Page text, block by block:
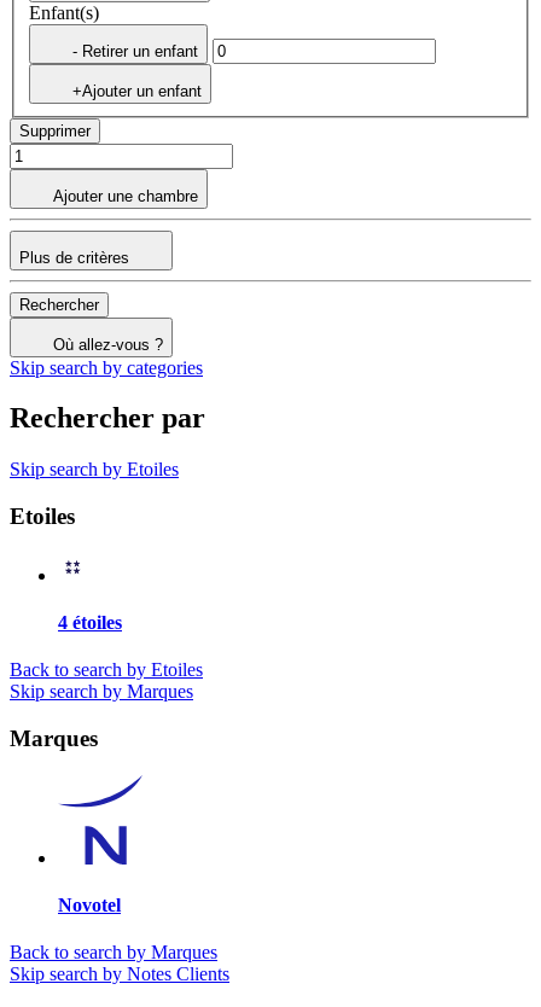
Enfant(s)
- Retirer un enfant
+Ajouter un enfant
Supprimer
Ajouter une chambre
Plus de critères
Rechercher
Où allez-vous ?
Skip search by categories
Rechercher par
Skip search by Etoiles
Etoiles
4 étoiles
Back to search by Etoiles
Skip search by Marques
Marques
Novotel
Back to search by Marques
Skip search by Notes Clients